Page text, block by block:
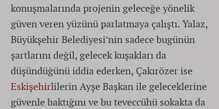
konuşmalarında projenin geleceğe yönelik
güven veren yüzünü parlatmaya çalıştı. Yalaz,
Büyükşehir Belediyesi’nin sadece bugünün
şartlarını değil, gelecek kuşakları da
düşündüğünü iddia ederken, Çakırözer ise
Eskişehirlilerin Ayşe Başkan ile geleceklerine
güvenle baktığını ve bu teveccühü sokakta da